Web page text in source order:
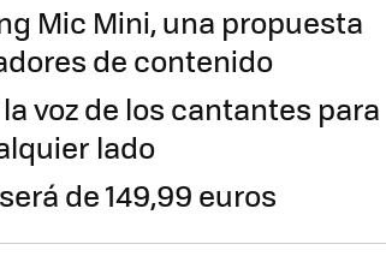
Mic Mini, una propuesta
de contenido
voz de los cantantes para
lado
de 149,99 euros